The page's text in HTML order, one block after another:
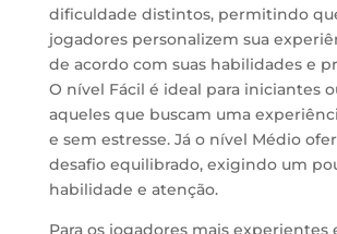
dificuldade distintos, permitindo
jogadores personalizem sua
de acordo com suas habilidades e
O nível Fácil é ideal para iniciantes
aqueles que buscam uma
e sem estresse. Já o nível Médio
desafio equilibrado, exigindo um
habilidade e atenção.
Para os jogadores mais experientes